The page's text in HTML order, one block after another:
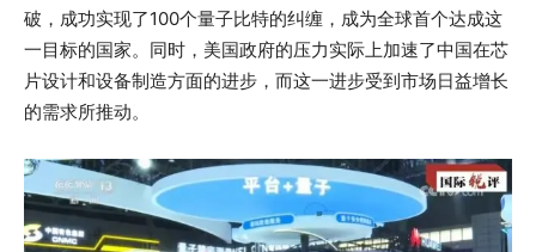
破，成功实现了100个量子比特的纠缠，成为全球首个达成这
一目标的国家。同时，美国政府的压力实际上加速了中国在芯
片设计和设备制造方面的进步，而这一进步受到市场日益增长
的需求所推动。